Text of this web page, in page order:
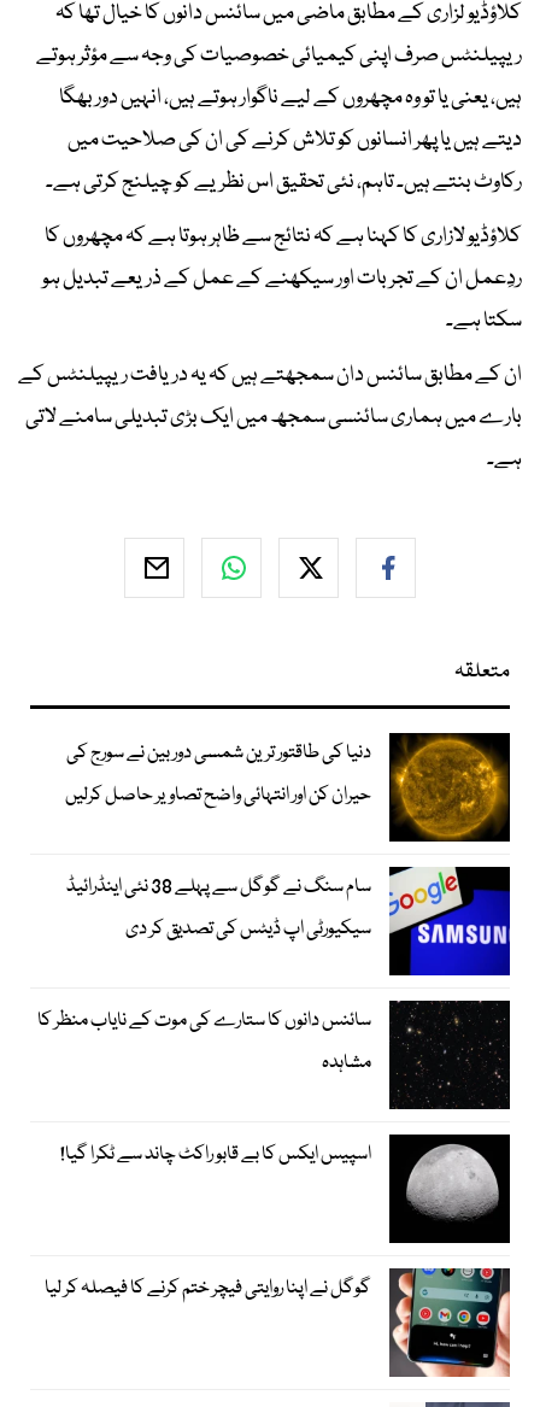
کلاؤڈیو لزاری کے مطابق ماضی میں سائنس دانوں کا خیال تھا کہ
ریپیلنٹس صرف اپنی کیمیائی خصوصیات کی وجہ سے مؤثر ہوتے
ہیں، یعنی یا تو وہ مچھروں کے لیے ناگوار ہوتے ہیں، انہیں دور بھگا
دیتے ہیں یا پھر انسانوں کو تلاش کرنے کی ان کی صلاحیت میں
رکاوٹ بنتے ہیں۔ تاہم، نئی تحقیق اس نظریے کو چیلنج کرتی ہے۔
کلاؤڈیو لازاری کا کہنا ہے کہ نتائج سے ظاہر ہوتا ہے کہ مچھروں کا
ردِعمل ان کے تجربات اور سیکھنے کے عمل کے ذریعے تبدیل ہو
سکتا ہے۔
ان کے مطابق سائنس دان سمجھتے ہیں کہ یہ دریافت ریپیلنٹس کے
بارے میں ہماری سائنسی سمجھ میں ایک بڑی تبدیلی سامنے لاتی
ہے۔
متعلقہ
دنیا کی طاقتور ترین شمسی دوربین نے سورج کی
حیران کن اور انتہائی واضح تصاویر حاصل کرلیں
سام سنگ نے گوگل سے پہلے 38 نئی اینڈرائیڈ
سیکیورٹی اپ ڈیٹس کی تصدیق کر دی
سائنس دانوں کا ستارے کی موت کے نایاب منظر کا
مشاہدہ
اسپیس ایکس کا بے قابو راکٹ چاند سے ٹکرا گیا!
گوگل نے اپنا روایتی فیچر ختم کرنے کا فیصلہ کر لیا